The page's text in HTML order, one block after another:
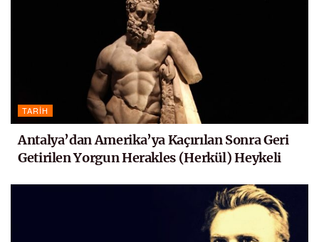
TARIH
Antalya’dan Amerika’ya Kaçırılan Sonra Geri
Getirilen Yorgun Herakles (Herkül) Heykeli